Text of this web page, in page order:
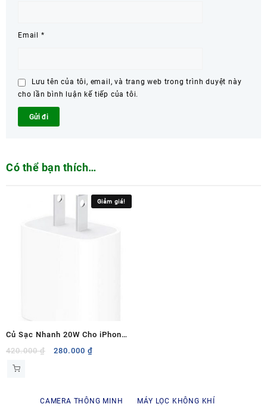
Email *
Lưu tên của tôi, email, và trang web trong trình duyệt này
cho lần bình luận kế tiếp của tôi.
Có thể bạn thích…
Giảm giá!
Củ Sạc Nhanh 20W Cho iPhone
Zin
420.000₫
Giá
280.000 ₫
280.000 ₫.
CAMERA THÔNG MINH MÁY LỌC KHÔNG KHÍ